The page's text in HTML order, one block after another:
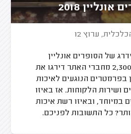
2018
ערוץ 12
של הסופרים אונליין
בישראל! למעלה מ-2,300 מחברי האתר דירגו את
בפרמטרים הנוגעים לאיכות
ושירות הלקוחות. אז באיזו
במיוחד, ובאיזו רשת איכות
כל התשובות לפניכם.